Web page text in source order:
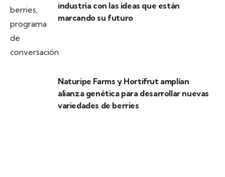
industria con las ideas que están
marcando su futuro
Naturipe Farms y Hortifrut amplían
alianza genética para desarrollar nuevas
variedades de berries